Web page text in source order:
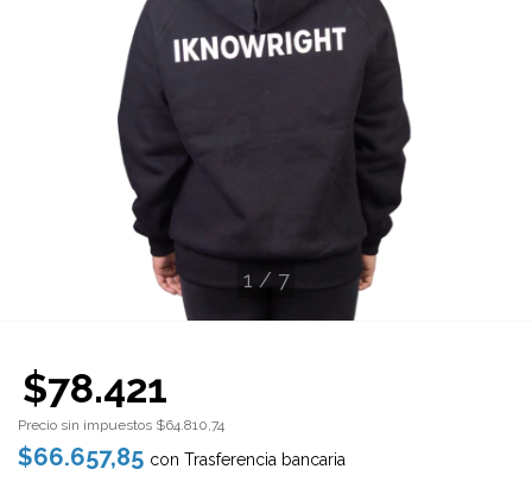
1 / 7
$78.421
Precio sin impuestos $64.810,74
$66.657,85 con Trasferencia bancaria